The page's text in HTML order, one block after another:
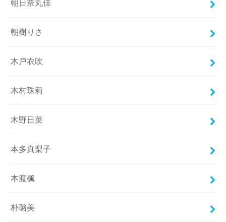
朝日奈丸佳
朝樹りさ
木戸衣吹
木村珠莉
木野日菜
本多真梨子
本渡楓
朴璐美